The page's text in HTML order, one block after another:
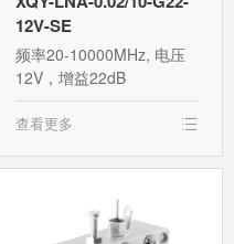
12V-SE
频率20-10000MHz, 电压
12V，增益22dB
查看更多